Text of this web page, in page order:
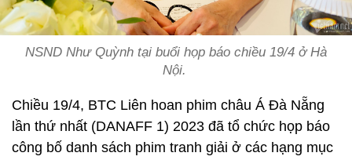
NSND Như Quỳnh tại buổi họp báo chiều 19/4 ở Hà
Nội.
Chiều 19/4, BTC Liên hoan phim châu Á Đà Nẵng
lần thứ nhất (DANAFF 1) 2023 đã tổ chức họp báo
công bố danh sách phim tranh giải ở các hạng mục